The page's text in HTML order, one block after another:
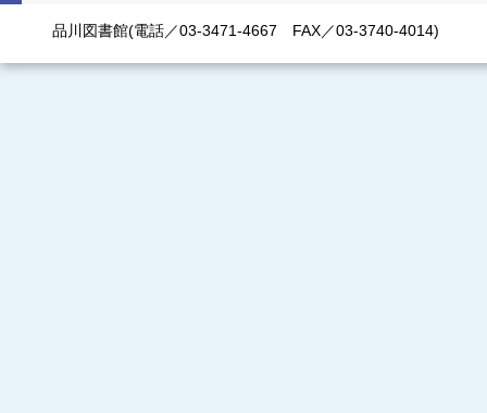
品川図書館(電話／03-3471-4667 FAX／03-3740-4014)